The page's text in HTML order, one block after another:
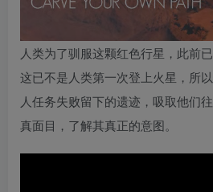
人类为了驯服这颗红色行星，此前
这已不是人类第一次登上火星，所
人任务失败留下的遗迹，吸取他们
真面目，了解其真正的意图。